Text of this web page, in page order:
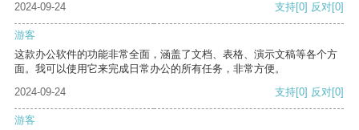
2024-09-24 支持[0] 反对[0]
游客
这款办公软件的功能非常全面，涵盖了文档、表格、演示文稿等各个方
面。我可以使用它来完成日常办公的所有任务，非常方便。
2024-09-24
支持[0] 反对[0]
游客